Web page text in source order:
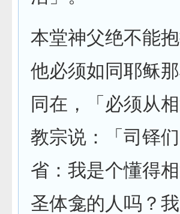
本堂神父绝不能
他必须如同耶稣
同在，「必须从
教宗说：「司铎
省：我是个懂得
圣体龛的人吗？